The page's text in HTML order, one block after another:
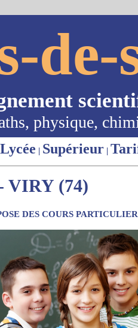
de-
physique,
Lycée | Supérieur |
VIRY (74)
DES COURS